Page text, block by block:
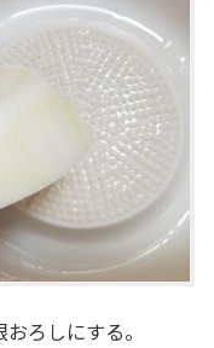
ろしにする。